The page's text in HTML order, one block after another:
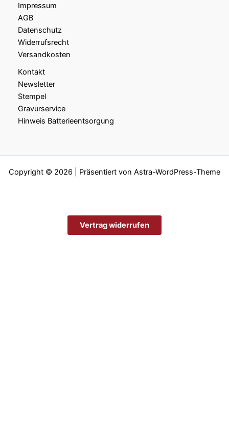
Impressum
AGB
Datenschutz
Widerrufsrecht
Versandkosten
Kontakt
Newsletter
Stempel
Gravurservice
Hinweis Batterieentsorgung
Copyright © 2026 | Präsentiert von Astra-WordPress-Theme
Vertrag widerrufen